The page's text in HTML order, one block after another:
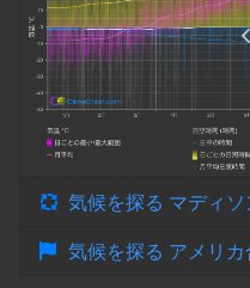
気候を探る マディソ
気候を探る アメリカ